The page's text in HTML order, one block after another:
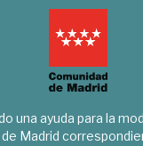
una ayuda para la
Madrid